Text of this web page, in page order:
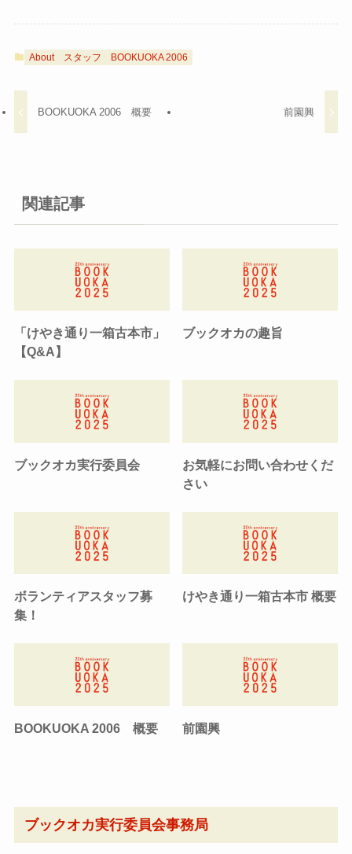
About スタッフ BOOKUOKA 2006
BOOKUOKA 2006 概要 前園興
関連記事
「けやき通り一箱古本市」
【Q&A】
ブックオカの趣旨
ブックオカ実行委員会
お気軽にお問い合わせくだ
さい
ボランティアスタッフ募
集！
けやき通り一箱古本市 概要
BOOKUOKA 2006 概要 前園興
ブックオカ実行委員会事務局